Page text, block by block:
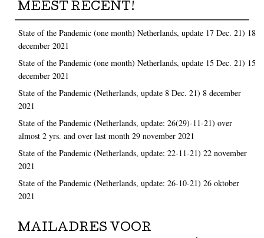
MEEST RECENT!
State of the Pandemic (one month) Netherlands, update 17 Dec. 21) 18
december 2021
State of the Pandemic (one month) Netherlands, update 15 Dec. 21) 15
december 2021
State of the Pandemic (Netherlands, update 8 Dec. 21) 8 december
2021
State of the Pandemic (Netherlands, update: 26(29)-11-21) over
almost 2 yrs. and over last month 29 november 2021
State of the Pandemic (Netherlands, update: 22-11-21) 22 november
2021
State of the Pandemic (Netherlands, update: 26-10-21) 26 oktober
2021
MAILADRES VOOR